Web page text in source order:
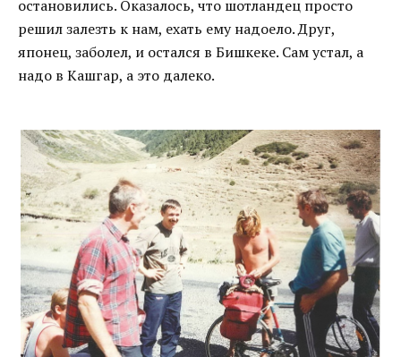
остановились. Оказалось, что шотландец просто
решил залезть к нам, ехать ему надоело. Друг,
японец, заболел, и остался в Бишкеке. Сам устал, а
надо в Кашгар, а это далеко.